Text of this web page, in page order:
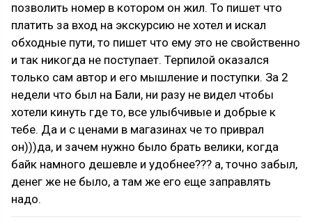
позволить номер в котором он жил. То пишет что
платить за вход на экскурсию не хотел и искал
обходные пути, то пишет что ему это не свойственно
и так никогда не поступает. Терпилой оказался
только сам автор и его мышление и поступки. За 2
недели что был на Бали, ни разу не видел чтобы
хотели кинуть где то, все улыбчивые и добрые к
тебе. Да и с ценами в магазинах че то приврал
он)))да, и зачем нужно было брать велики, когда
байк намного дешевле и удобнее??? а, точно забыл,
денег же не было, а там же его еще заправлять
надо.